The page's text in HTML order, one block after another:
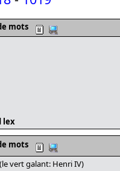
mots
lex
mots
vert galant: Henri IV)